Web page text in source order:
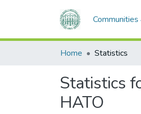
Home Statistics
Statistics
НАТО